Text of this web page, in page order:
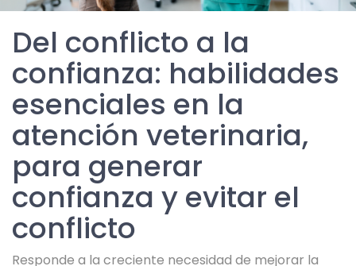
Del conflicto a la
confianza: habilidades
esenciales en la
atención veterinaria,
para generar
confianza y evitar el
conflicto
Responde a la creciente necesidad de mejorar la